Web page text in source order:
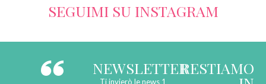
SEGUIMI SU INSTAGRAM
NEWSLETTER
Ti invierò le news 1
RESTIAMO